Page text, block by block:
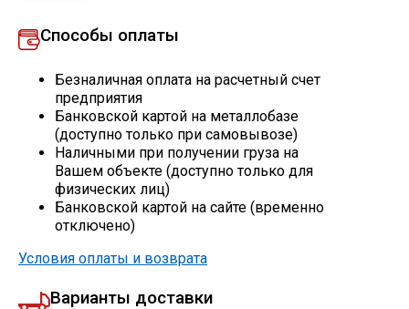
Алюминиевый прокат
Способы оплаты
Безналичная оплата на расчетный счет
предприятия
Банковской картой на металлобазе
(доступно только при самовывозе)
Наличными при получении груза на
Вашем объекте (доступно только для
физических лиц)
Банковской картой на сайте (временно
отключено)
Условия оплаты и возврата
Варианты доставки